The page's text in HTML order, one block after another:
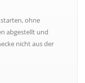
ohne
abgestellt und
nicht aus der